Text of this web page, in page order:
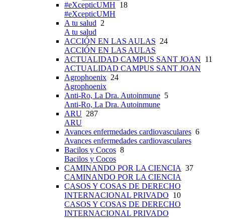
#eXcepticUMH 18
#eXcepticUMH
A tu salud 2
A tu salud
ACCIÓN EN LAS AULAS 24
ACCIÓN EN LAS AULAS
ACTUALIDAD CAMPUS SANT JOAN 11
ACTUALIDAD CAMPUS SANT JOAN
Agrophoenix 24
Agrophoenix
Anti-Ro, La Dra. Autoinmune 5
Anti-Ro, La Dra. Autoinmune
ARU 287
ARU
Avances enfermedades cardiovasculares 6
Avances enfermedades cardiovasculares
Bacilos y Cocos 8
Bacilos y Cocos
CAMINANDO POR LA CIENCIA 37
CAMINANDO POR LA CIENCIA
CASOS Y COSAS DE DERECHO
INTERNACIONAL PRIVADO 10
CASOS Y COSAS DE DERECHO
INTERNACIONAL PRIVADO